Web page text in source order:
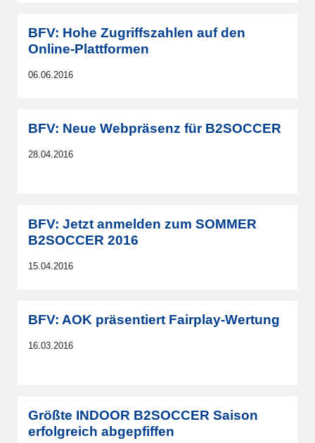
BFV: Hohe Zugriffszahlen auf den
Online-Plattformen
06.06.2016
BFV: Neue Webpräsenz für B2SOCCER
28.04.2016
BFV: Jetzt anmelden zum SOMMER
B2SOCCER 2016
15.04.2016
BFV: AOK präsentiert Fairplay-Wertung
16.03.2016
Größte INDOOR B2SOCCER Saison
erfolgreich abgepfiffen